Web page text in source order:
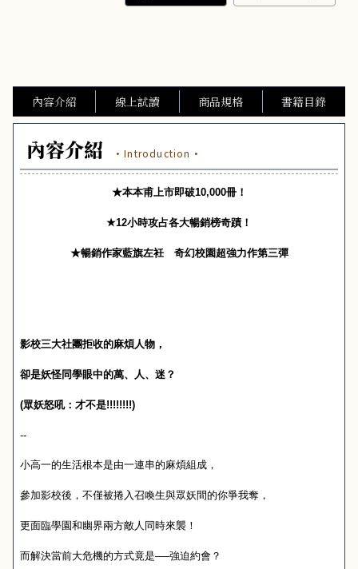
內容介紹 線上試讀 商品規格 書籍目錄
內容介紹 ·Introduction·
★本本甫上市即破10,000冊！
★12小時攻占各大暢銷榜奇蹟！
★暢銷作家藍旗左衽 奇幻校園超強力作第三彈
影校三大社團拒收的麻煩人物，
卻是妖怪同學眼中的萬、人、迷？
(眾妖怒吼：才不是!!!!!!!!)
--
小高一的生活根本是由一連串的麻煩組成，
參加影校後，不僅被捲入召喚生與眾妖間的你爭我奪，
更面臨學園和幽界兩方敵人同時來襲！
而解決當前大危機的方式竟是──強迫約會？